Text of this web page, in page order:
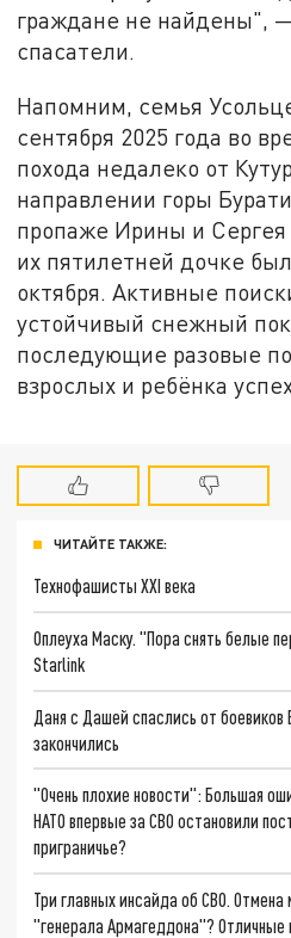
граждане не найдены",
спасатели.
Напомним, семья
сентября 2025 года во
похода недалеко от
направлении горы
пропаже Ирины и
их пятилетней дочке
октября. Активные
устойчивый снежный
последующие разовые
взрослых и ребёнка
ЧИТАЙТЕ ТАКЖЕ:
Технофашисты XXI века
Оплеуха Маску. "Пора снять белые
Starlink
Даня с Дашей спаслись от
закончились
"Очень плохие новости": Большая
НАТО впервые за СВО остановили
приграничье?
Три главных инсайда об СВО.
"генерала Армагеддона"?